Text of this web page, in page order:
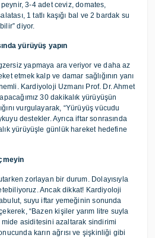
3-4 adet ceviz, domates,
1 tatlı kaşığı bal ve 2 bardak su
diyor.
yürüyüş yapın
yapmaya ara veriyor ve daha az
etmek kalp ve damar sağlığının yanı
Kardiyoloji Uzmanı Prof. Dr. Ahmet
30 dakikalık yürüyüşün
vurgulayarak, “Yürüyüş vücudu
destekler. Ayrıca iftar sonrasında
yürüyüşle günlük hareket hedefine
zorlayan bir durum. Dolayısıyla
Ancak dikkat! Kardiyoloji
suyu iftar yemeğinin sonunda
“Bazen kişiler yarım litre suyla
asiditesini azaltarak sindirimi
karın ağrısı ve şişkinliği gibi